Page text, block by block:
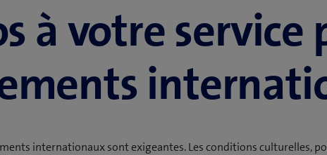
à votre service
internationaux sont exigeantes. Les conditions culturelles,